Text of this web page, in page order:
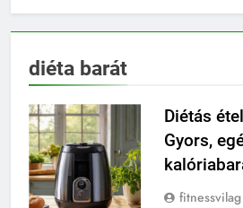
diéta barát
Diétás
Gyors,
fitnessvilag